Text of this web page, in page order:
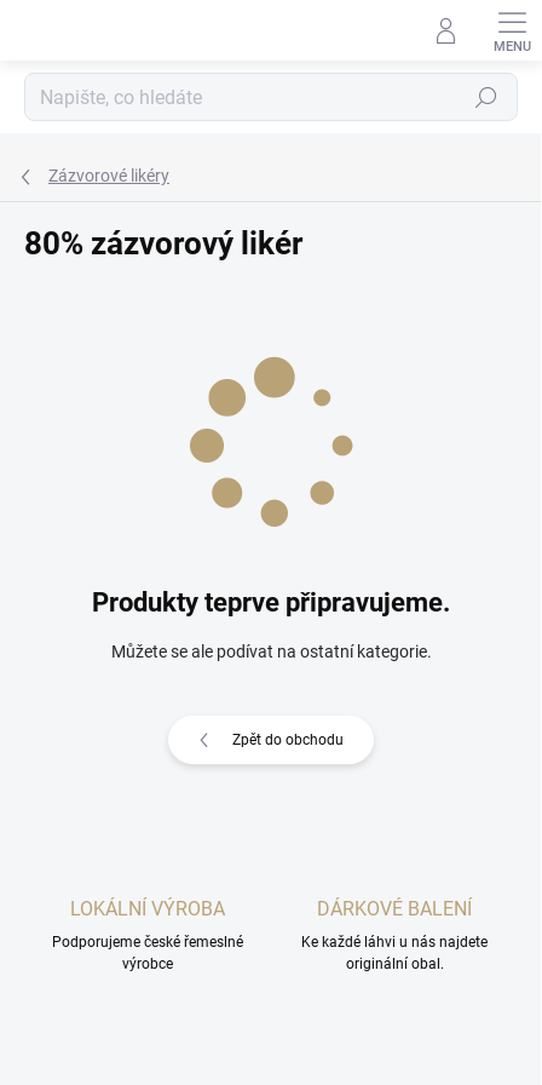
Hledat
Zázvorové likéry
80% zázvorový likér
Produkty teprve připravujeme.
Můžete se ale podívat na ostatní kategorie.
Zpět do obchodu
LOKÁLNÍ VÝROBA
Podporujeme české řemeslné
výrobce
DÁRKOVÉ BALENÍ
Ke každé láhvi u nás najdete
originální obal.